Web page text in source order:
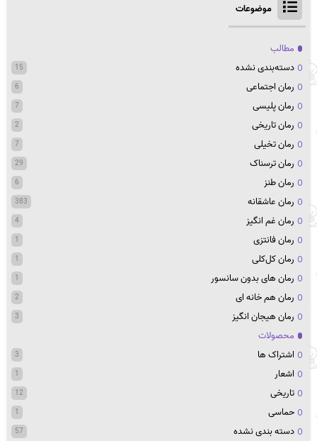
موضوعات
مطالب
دسته‌بندی نشده
15
رمان اجتماعی 6
رمان پلیسی 7
رمان تاریخی 2
رمان تخیلی 7
رمان ترسناک 29
رمان طنز 6
رمان عاشقانه 383
رمان غم انگیز 4
رمان فانتزی 1
رمان کل‌کلی 1
رمان های بدون سانسور 1
رمان هم خانه ای 2
رمان هیجان انگیز 3
محصولات
اشتراک ها
3
اشعار 1
تاریخی 12
حماسی 1
دسته بندی نشده 57